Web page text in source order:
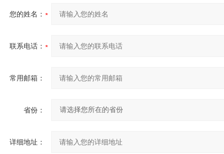
您的姓名：
联系电话：
常用邮箱：
省份：
详细地址：